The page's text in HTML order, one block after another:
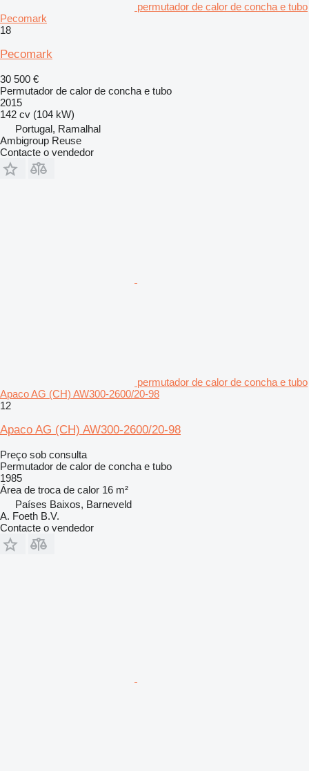
permutador de calor de concha e tubo
Pecomark
18
Pecomark
30 500 €
Permutador de calor de concha e tubo
2015
142 cv (104 kW)
Portugal, Ramalhal
Ambigroup Reuse
Contacte o vendedor
permutador de calor de concha e tubo
Apaco AG (CH) AW300-2600/20-98
12
Apaco AG (CH) AW300-2600/20-98
Preço sob consulta
Permutador de calor de concha e tubo
1985
Área de troca de calor 16 m²
Países Baixos, Barneveld
A. Foeth B.V.
Contacte o vendedor